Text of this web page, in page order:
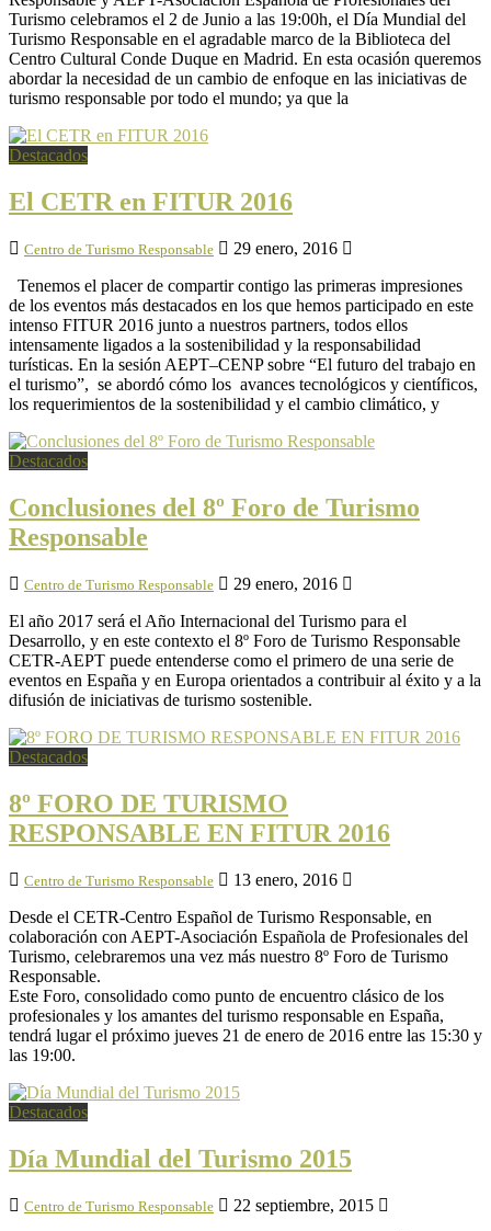
Turismo celebramos el 2 de Junio a las 19:00h, el Día Mundial del
Turismo Responsable en el agradable marco de la Biblioteca del
Centro Cultural Conde Duque en Madrid. En esta ocasión queremos
abordar la necesidad de un cambio de enfoque en las iniciativas de
turismo responsable por todo el mundo; ya que la
Destacados
El CETR en FITUR 2016
Centro de Turismo Responsable
29 enero, 2016
Tenemos el placer de compartir contigo las primeras impresiones
de los eventos más destacados en los que hemos participado en este
intenso FITUR 2016 junto a nuestros partners, todos ellos
intensamente ligados a la sostenibilidad y la responsabilidad
turísticas. En la sesión AEPT–CENP sobre “El futuro del trabajo en
el turismo”, se abordó cómo los avances tecnológicos y científicos,
los requerimientos de la sostenibilidad y el cambio climático, y
Destacados
Conclusiones del 8º Foro de Turismo
Responsable
Centro de Turismo Responsable
29 enero, 2016
El año 2017 será el Año Internacional del Turismo para el
Desarrollo, y en este contexto el 8º Foro de Turismo Responsable
CETR-AEPT puede entenderse como el primero de una serie de
eventos en España y en Europa orientados a contribuir al éxito y a la
difusión de iniciativas de turismo sostenible.
Destacados
8º FORO DE TURISMO
RESPONSABLE EN FITUR 2016
Centro de Turismo Responsable
13 enero, 2016
Desde el CETR-Centro Español de Turismo Responsable, en
colaboración con AEPT-Asociación Española de Profesionales del
Turismo, celebraremos una vez más nuestro 8º Foro de Turismo
Responsable.
Este Foro, consolidado como punto de encuentro clásico de los
profesionales y los amantes del turismo responsable en España,
tendrá lugar el próximo jueves 21 de enero de 2016 entre las 15:30 y
las 19:00.
Destacados
Día Mundial del Turismo 2015
Centro de Turismo Responsable
22 septiembre, 2015